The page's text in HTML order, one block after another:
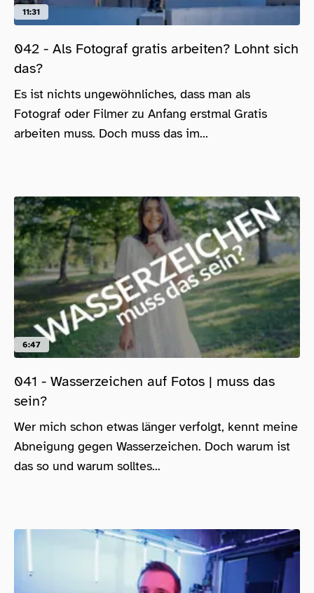
11:31
042 - Als Fotograf gratis arbeiten? Lohnt sich
das?
Es ist nichts ungewöhnliches, dass man als
Fotograf oder Filmer zu Anfang erstmal Gratis
arbeiten muss. Doch muss das im...
6:47
041 - Wasserzeichen auf Fotos | muss das
sein?
Wer mich schon etwas länger verfolgt, kennt meine
Abneigung gegen Wasserzeichen. Doch warum ist
das so und warum solltes...